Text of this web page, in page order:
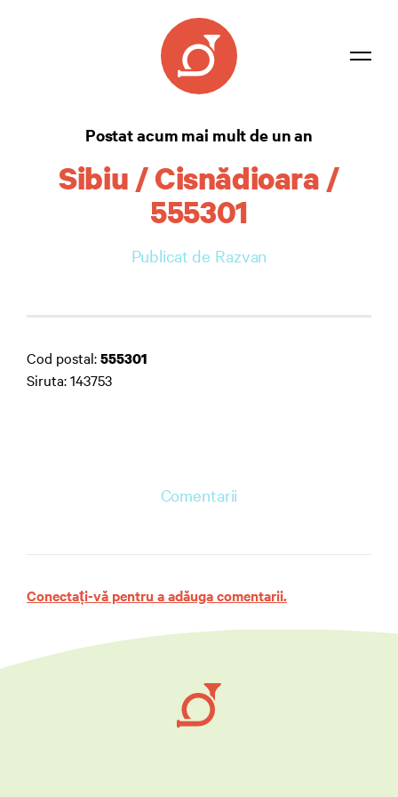
Contact
Postat acum mai mult de un an
Sibiu / Cisnădioara /
555301
Publicat de Razvan
Cod postal:555301
Siruta: 143753
Comentarii
Conectați-vă pentru a adăuga comentarii.